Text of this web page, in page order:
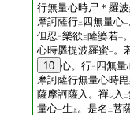
行無量心時尸＊羅
摩訶薩行二 四無量心一
但忍 二樂欲三薩婆若一
心時羼提波羅蜜一。
10 心。行二 四無量
摩訶薩行無量心時
薩摩訶薩入。禪レ 入 二
量心一生 上 。是名 二菩